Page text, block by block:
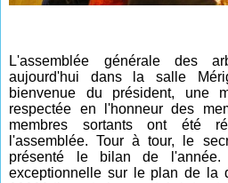
L'assemblée générale des
aujourd'hui dans la salle
bienvenue du président, une
respectée en l'honneur des
membres sortants ont été
l'assemblée. Tour à tour, le
présenté le bilan de
exceptionnelle sur le plan de la